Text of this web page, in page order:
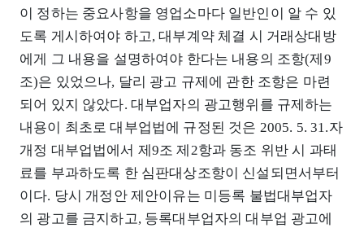
이 정하는 중요사항을 영업소마다 일반인이 알 수 있
도록 게시하여야 하고, 대부계약 체결 시 거래상대방
에게 그 내용을 설명하여야 한다는 내용의 조항(제9
조)은 있었으나, 달리 광고 규제에 관한 조항은 마련
되어 있지 않았다. 대부업자의 광고행위를 규제하는
내용이 최초로 대부업법에 규정된 것은 2005. 5. 31.자
개정 대부업법에서 제9조 제2항과 동조 위반 시 과태
료를 부과하도록 한 심판대상조항이 신설되면서부터
이다. 당시 개정안 제안이유는 미등록 불법대부업자
의 광고를 금지하고, 등록대부업자의 대부업 광고에